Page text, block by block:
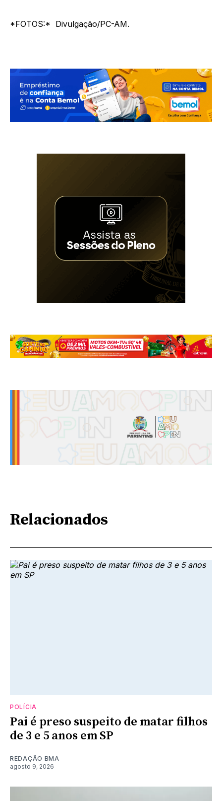
*FOTOS:* Divulgação/PC-AM.
Relacionados
POLÍCIA
Pai é preso suspeito de matar filhos
de 3 e 5 anos em SP
REDAÇÃO BMA
agosto 9, 2026